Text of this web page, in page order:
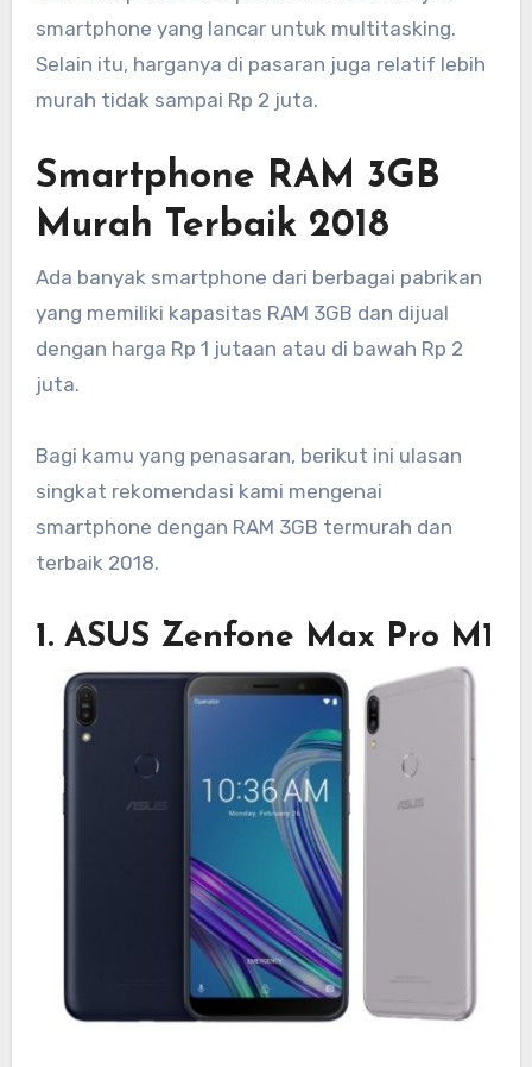
smartphone yang lancar untuk multitasking.
Selain itu, harganya di pasaran juga relatif lebih
murah tidak sampai Rp 2 juta.
Smartphone RAM 3GB
Murah Terbaik 2018
Ada banyak smartphone dari berbagai pabrikan
yang memiliki kapasitas RAM 3GB dan dijual
dengan harga Rp 1 jutaan atau di bawah Rp 2
juta.
Bagi kamu yang penasaran, berikut ini ulasan
singkat rekomendasi kami mengenai
smartphone dengan RAM 3GB termurah dan
terbaik 2018.
1. ASUS Zenfone Max Pro M1